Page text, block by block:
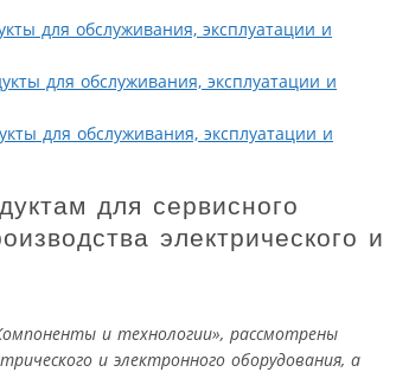
для обслуживания, эксплуатации и
для обслуживания, эксплуатации и
для обслуживания, эксплуатации и
для сервисного
электрического и
и технологии», рассмотрены
и электронного оборудования, а